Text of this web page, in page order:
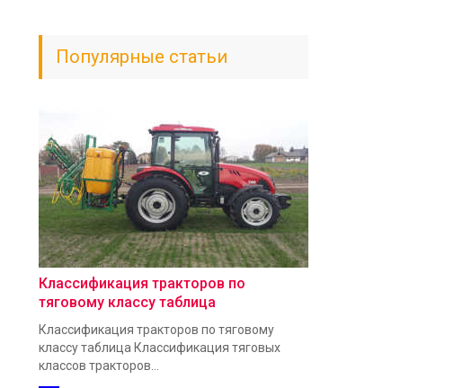
Популярные статьи
Классификация тракторов по
тяговому классу таблица
Классификация тракторов по тяговому
классу таблица Классификация тяговых
классов тракторов...